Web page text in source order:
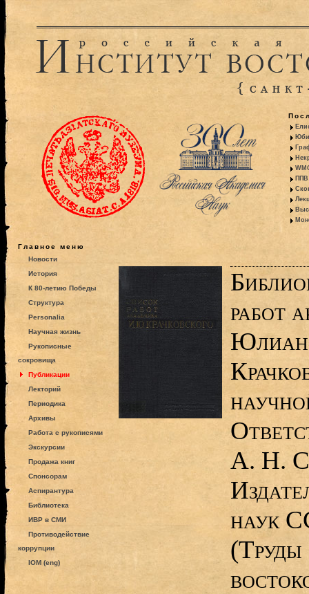
ППВ
Главное меню
Новости
История
К 80-летию Победы
Структура
Personalia
Научная жизнь
Рукописные
сокровища
Публикации
Лекторий
Периодика
Архивы
Работа с рукописями
Экскурсии
Продажа книг
Спонсорам
Аспирантура
Библиотека
ИВР в СМИ
Противодействие
коррупции
IOM (eng)
работ
А. Н.
наук
(Труды